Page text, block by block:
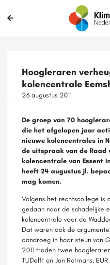
Hoogleraren
kolencentrale
26 augustus 2011
De groep van 70
die het afgelopen jaar
nieuwe kolencentrales in
de uitspraak van de Raad
kolencentrale van Essent
heeft 24 augustus jl.
mag komen.
Volgens het rechtscollege is
gedaan naar de schadelijke
kolencentrale voor de
Dat waren ook de
aandroeg in haar steun van
2011 traden twee
TUDelft en Jan Rotmans,